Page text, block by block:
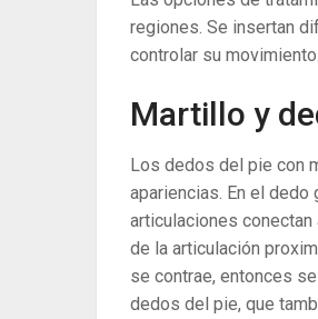
regiones. Se insertan
controlar su
Martillo y
Los dedos del pie con
apariencias. En el
articulaciones
de la articulación
se contrae, entonces
dedos del pie, que